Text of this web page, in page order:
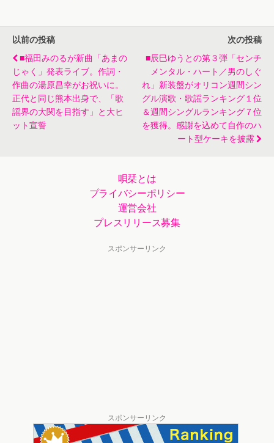
以前の投稿
■福田みのるが新曲「あまの
じゃく」発表ライブ。作詞・
作曲の湯原昌幸がお祝いに。
正代と同じ熊本出身で、「歌
謡界の大関を目指す」と大ヒ
ット宣誓
次の投稿
■辰巳ゆうとの第３弾「センチ
メンタル・ハート／男のしぐ
れ」新装盤がオリコン週間シン
グル演歌・歌謡ランキング１位
＆週間シングルランキング７位
を獲得。感謝を込めて自作のハ
ート型ケーキを披露
唄栞とは
プライバシーポリシー
運営会社
プレスリリース募集
スポンサーリンク
スポンサーリンク